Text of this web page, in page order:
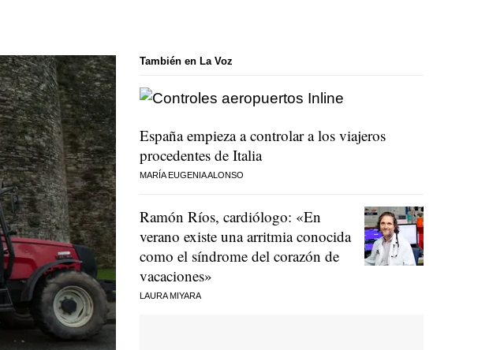
También en La Voz
España empieza a controlar a los viajeros
procedentes de Italia
MARÍA EUGENIA ALONSO
Ramón Ríos, cardiólogo: «En
verano existe una arritmia conocida
como el síndrome del corazón de
vacaciones»
LAURA MIYARA